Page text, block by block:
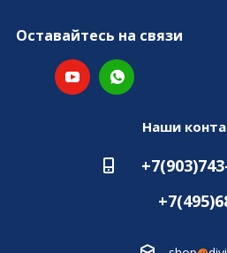
Оставайтесь на связи
Наши